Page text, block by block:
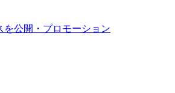
を公開・プロモーション